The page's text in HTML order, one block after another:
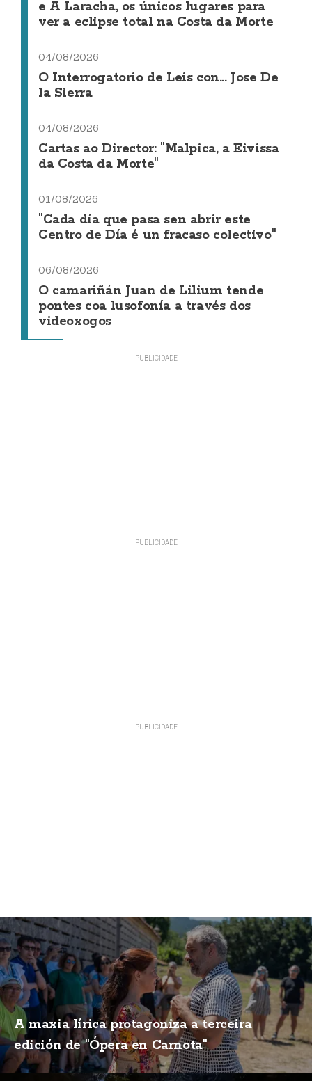
e A Laracha, os únicos lugares para
ver a eclipse total na Costa da Morte
04/08/2026
O Interrogatorio de Leis con... Jose De
la Sierra
04/08/2026
Cartas ao Director: "Malpica, a Eivissa
da Costa da Morte"
01/08/2026
"Cada día que pasa sen abrir este
Centro de Día é un fracaso colectivo"
06/08/2026
O camariñán Juan de Lilium tende
pontes coa lusofonía a través dos
videoxogos
A maxia lírica protagoniza a terceira
edición de "Ópera en Carnota"